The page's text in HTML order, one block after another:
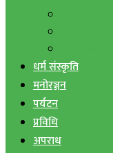
धर्म संस्कृति
मनोरञ्जन
पर्यटन
प्रविधि
अपराध